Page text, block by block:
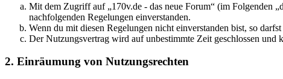
Mit dem Zugriff auf „170v.de - das neue Forum“ (im Folgenden
nachfolgenden Regelungen einverstanden.
Wenn du mit diesen Regelungen nicht einverstanden bist, so
Der Nutzungsvertrag wird auf unbestimmte Zeit geschlossen
2. Einräumung von Nutzungsrechten